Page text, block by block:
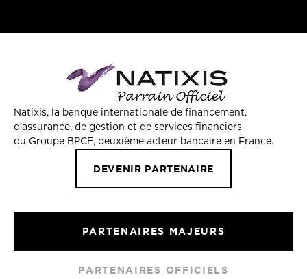
Natixis, la banque internationale de financement,
d’assurance, de gestion et de services financiers
du Groupe BPCE, deuxième acteur bancaire en France.
DEVENIR PARTENAIRE
PARTENAIRES MAJEURS
PARTENAIRES OFFICIELS